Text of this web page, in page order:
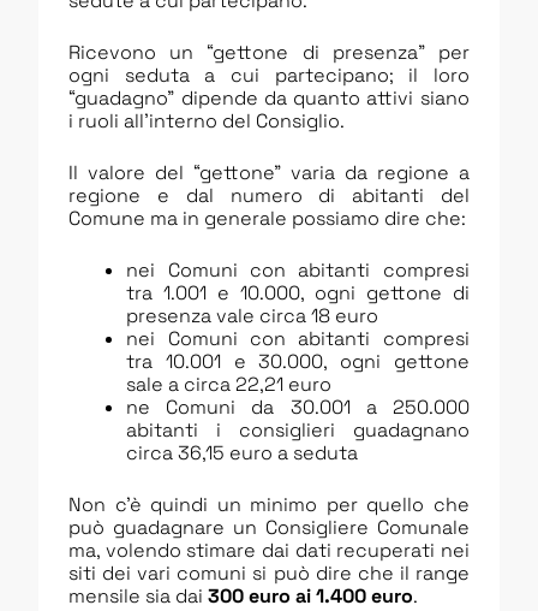
Ricevono un “gettone di presenza” per
ogni seduta a cui partecipano; il loro
“guadagno” dipende da quanto attivi siano
i ruoli all’interno del Consiglio.
Il valore del “gettone” varia da regione a
regione e dal numero di abitanti del
Comune ma in generale possiamo dire che:
nei Comuni con abitanti compresi
tra 1.001 e 10.000, ogni gettone di
presenza vale circa 18 euro
nei Comuni con abitanti compresi
tra 10.001 e 30.000, ogni gettone
sale a circa 22,21 euro
ne Comuni da 30.001 a 250.000
abitanti i consiglieri guadagnano
circa 36,15 euro a seduta
Non c’è quindi un minimo per quello che
può guadagnare un Consigliere Comunale
ma, volendo stimare dai dati recuperati nei
siti dei vari comuni si può dire che il range
mensile sia dai300 euro ai 1.400 euro.